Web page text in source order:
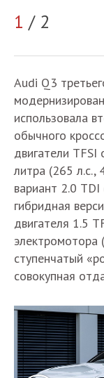
1 / 2
Audi Q3
использовала
обычного
двигатели
литра (265 л.с.,
вариант 2.0
гибридная
двигателя 1.5
электромотора
ступенчатый
совокупная